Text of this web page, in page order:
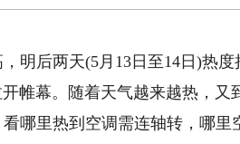
后两天(5月13日至14日)热度
帷幕。随着天气越来越热，又
哪里热到空调需连轴转，哪里